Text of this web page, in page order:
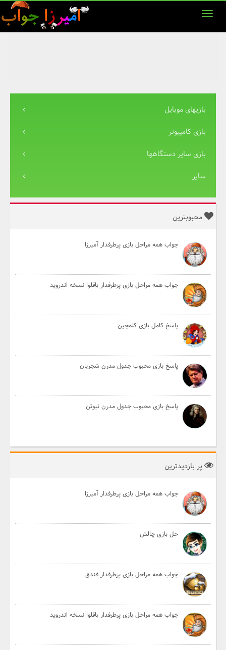
بازیهای موبایل
بازی کامپیوتر
بازی سایر دستگاهها
سایر
محبوبترین
جواب همه مراحل بازی پرطرفدار آمیرزا
جواب همه مراحل بازی پرطرفدار باقلوا نسخه اندروید
پاسخ کامل بازی کلمچین
پاسخ بازی محبوب جدول مدرن شجریان
پاسخ بازی محبوب جدول مدرن نیوتن
پر بازدیدترین
جواب همه مراحل بازی پرطرفدار آمیرزا
حل بازی چالش
جواب همه مراحل بازی پرطرفدار فندق
جواب همه مراحل بازی پرطرفدار باقلوا نسخه اندروید